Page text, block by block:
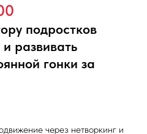
подростков
развивать
гонки за
через нетворкинг и
КУРСА